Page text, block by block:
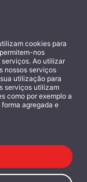
cookies para
nos
Ao utilizar
nossos serviços
utilização para
serviços utilizam
como por exemplo a
agregada e